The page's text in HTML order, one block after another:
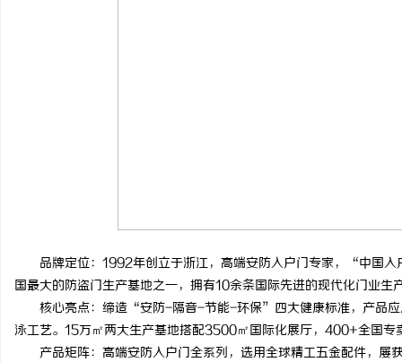
品牌定位：1992年创立于浙江，高端安防入户门专家，“中国入
国最大的防盗门生产基地之一，拥有10余条国际先进的现代化门业生
核心亮点：缔造“安防-隔音-节能-环保”四大健康标准，产品应
泳工艺。15万㎡两大生产基地搭配3500㎡国际化展厅，400+全国
产品矩阵：高端安防入户门全系列，选用全球精工五金配件，